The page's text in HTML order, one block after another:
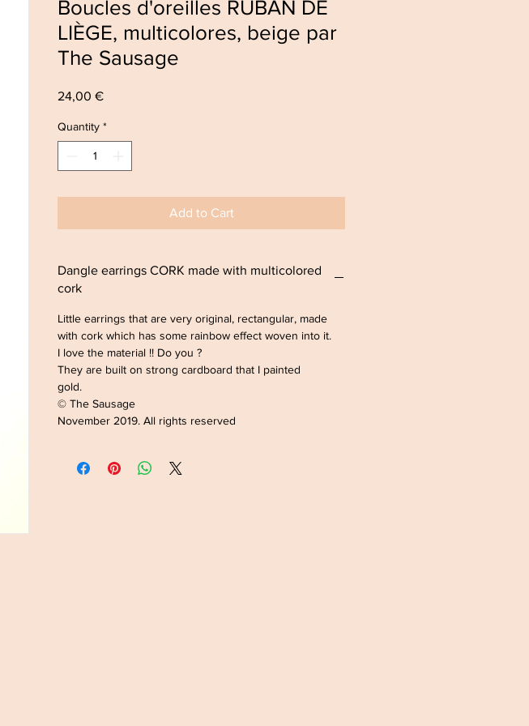
Boucles d'oreilles RUBAN DE
LIÈGE, multicolores, beige par
The Sausage
24,00 €Price
Quantity *
Add to Cart
Dangle earrings CORK made with multicolored
cork
Little earrings that are very original, rectangular, made
with cork which has some rainbow effect woven into it.
I love the material !! Do you ?
They are built on strong cardboard that I painted
gold.
© The Sausage
November 2019. All rights reserved